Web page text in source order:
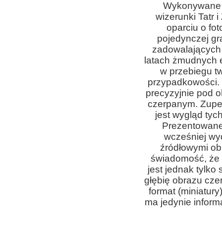
wizerunki Tatr
oparciu o
pojedynczej
latach żmudnych
w przebiegu
precyzyjnie pod
czerpanym.
jest wygląd
wcześniej
źródłowymi
świadomość,
jest jednak tylko
głębię obrazu
format
ma jedynie